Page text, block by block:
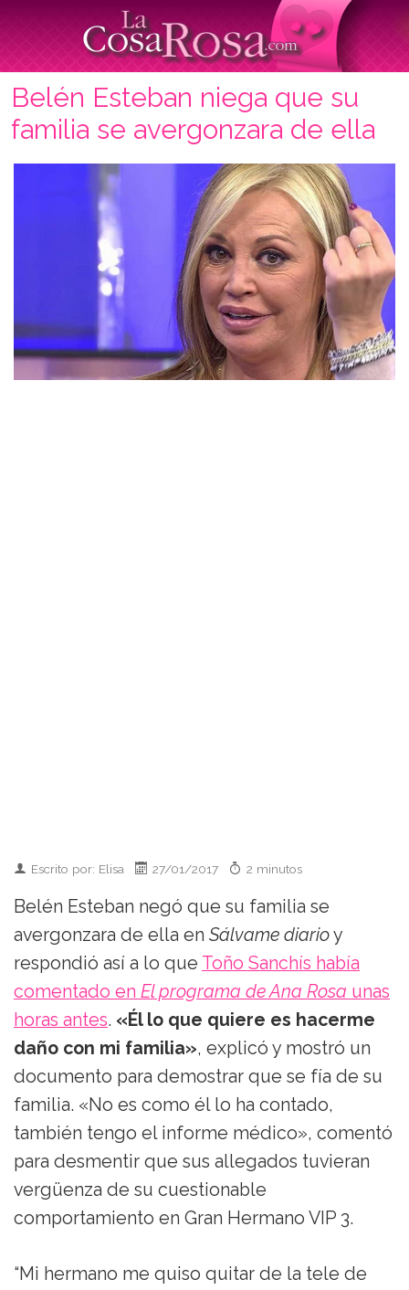
Belén Esteban niega que su
familia se avergonzara de ella
Escrito por: Elisa 27/01/2017 2 minutos
Belén Esteban negó que su familia se
avergonzara de ella en Sálvame diarioy
respondió así a lo que Toño Sanchís había
comentado en El programa de Ana Rosa unas
horas antes. «Él lo que quiere es hacerme
daño con mi familia», explicó y mostró un
documento para demostrar que se fía de su
familia. «No es como él lo ha contado,
también tengo el informe médico», comentó
para desmentir que sus allegados tuvieran
vergüenza de su cuestionable
comportamiento en Gran Hermano VIP 3.
“Mi hermano me quiso quitar de la tele de